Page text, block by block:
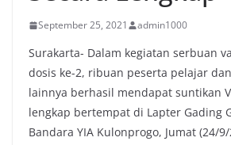
September 25, 2021 admin1000
Surakarta- Dalam kegiatan serbuan
dosis ke-2, ribuan peserta pelajar
lainnya berhasil mendapat suntikan
lengkap bertempat di Lapter Gading
Bandara YIA Kulonprogo, Jumat (24/9/